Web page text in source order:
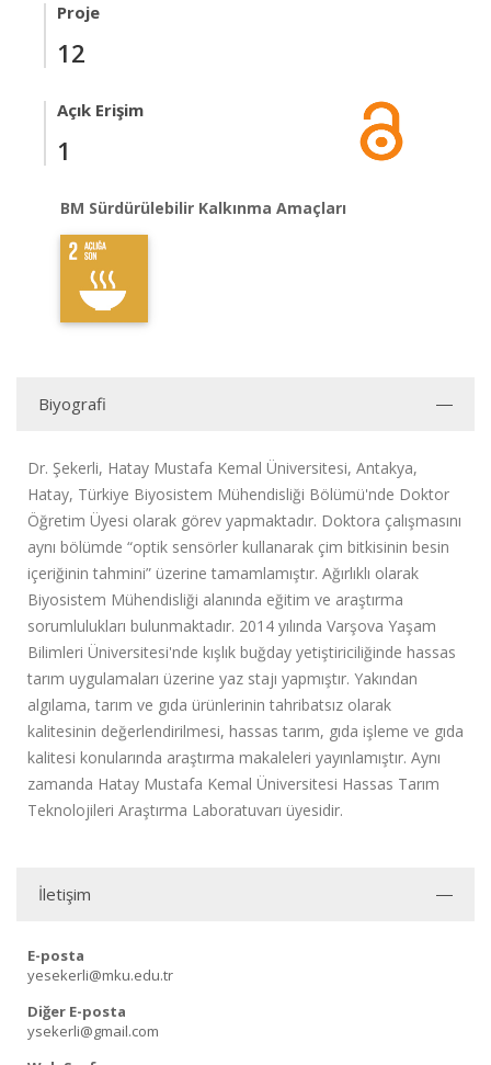
Proje
12
Açık Erişim
1
BM Sürdürülebilir Kalkınma Amaçları
Biyografi
Dr. Şekerli, Hatay Mustafa Kemal Üniversitesi, Antakya,
Hatay, Türkiye Biyosistem Mühendisliği Bölümü'nde Doktor
Öğretim Üyesi olarak görev yapmaktadır. Doktora çalışmasını
aynı bölümde “optik sensörler kullanarak çim bitkisinin besin
içeriğinin tahmini” üzerine tamamlamıştır. Ağırlıklı olarak
Biyosistem Mühendisliği alanında eğitim ve araştırma
sorumlulukları bulunmaktadır. 2014 yılında Varşova Yaşam
Bilimleri Üniversitesi'nde kışlık buğday yetiştiriciliğinde hassas
tarım uygulamaları üzerine yaz stajı yapmıştır. Yakından
algılama, tarım ve gıda ürünlerinin tahribatsız olarak
kalitesinin değerlendirilmesi, hassas tarım, gıda işleme ve gıda
kalitesi konularında araştırma makaleleri yayınlamıştır. Aynı
zamanda Hatay Mustafa Kemal Üniversitesi Hassas Tarım
Teknolojileri Araştırma Laboratuvarı üyesidir.
İletişim
E-posta
yesekerli@mku.edu.tr
Diğer E-posta
ysekerli@gmail.com